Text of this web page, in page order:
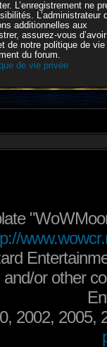
L’enregistrement ne
L’administrateur
additionnelles aux
assurez-vous
de notre politique de vie
du forum.
de vie privée
or other
2002, 2005,